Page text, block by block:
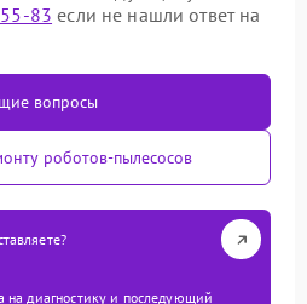
83 если не нашли ответ на
вопросы
роботов-пылесосов
на диагностику и последующий